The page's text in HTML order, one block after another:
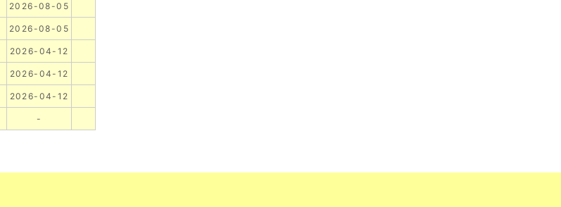
2026-08-05
2026-08-05
2026-04-12
2026-04-12
2026-04-12
-